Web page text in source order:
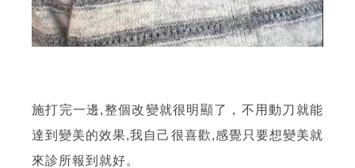
我 要 註 冊
施打完一邊,整個改變就很明顯了，不用動刀就能
達到變美的效果,我自己很喜歡,感覺只要想變美就
來診所報到就好。